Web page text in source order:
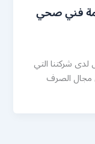
66817766 خدمة فني صحي
شركتنا التي
مجال الصرف